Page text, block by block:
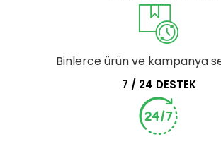
Binlerce ürün ve kampanya
7 / 24 DESTEK